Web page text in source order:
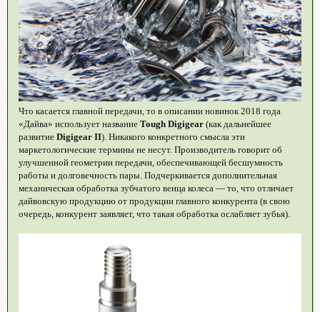
Что касается главной передачи, то в описании новинок 2018 года
«Дайва» использует название Tough Digigear (как дальнейшее
развитие Digigear II). Никакого конкретного смысла эти
маркетологические термины не несут. Производитель говорит об
улучшенной геометрии передачи, обеспечивающей бесшумность
работы и долговечность пары. Подчеркивается дополнительная
механическая обработка зубчатого венца колеса — то, что отличает
дайвовскую продукцию от продукции главного конкурента (в свою
очередь, конкурент заявляет, что такая обработка ослабляет зубья).